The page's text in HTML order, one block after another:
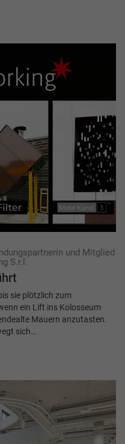
und Mitglied
S.r.l.
sie plötzlich zum
ein Lift ins Kolosseum
Mauern anzutasten.
sich…